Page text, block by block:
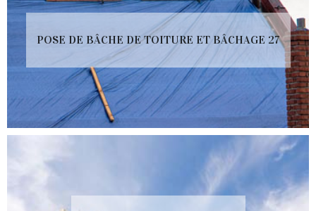
POSE DE BÂCHE DE TOITURE ET BÂCHAGE 27